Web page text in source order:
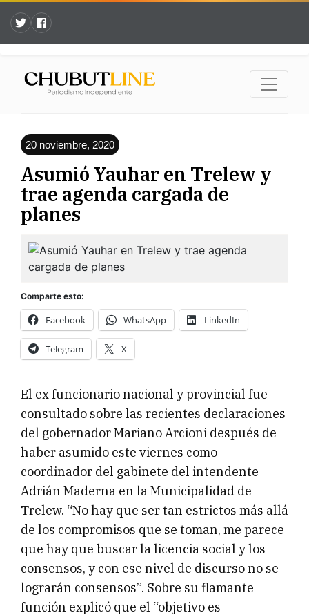
20 noviembre, 2020
Asumió Yauhar en Trelew y
trae agenda cargada de
planes
Comparte esto:
Facebook WhatsApp LinkedIn
Telegram X
El ex funcionario nacional y provincial fue
consultado sobre las recientes declaraciones
del gobernador Mariano Arcioni después de
haber asumido este viernes como
coordinador del gabinete del intendente
Adrián Maderna en la Municipalidad de
Trelew. “No hay que ser tan estrictos más allá
de los compromisos que se toman, me parece
que hay que buscar la licencia social y los
consensos, y con ese nivel de discurso no se
lograrán consensos”. Sobre su flamante
función explicó que el “objetivo es